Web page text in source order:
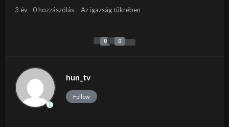
3 év 0 hozzászólás Az igazság tükrében
0 0
hun_tv
Follow